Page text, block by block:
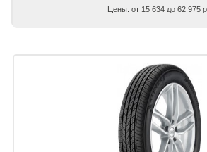
Цены: от 15 634 до 62 975 р.